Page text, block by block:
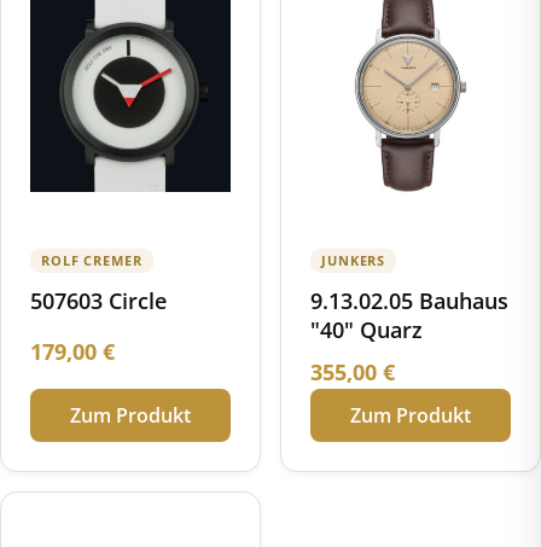
ROLF CREMER
507603 Circle
179,00 €
Zum Produkt
JUNKERS
9.13.02.05 Bauhaus
"40" Quarz
355,00 €
Zum Produkt